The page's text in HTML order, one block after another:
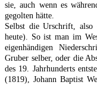
sie, auch wenn es
gegolten hätte.
Selbst die Urschrift,
heute). So ist man im
eigenhändigen
Gruber selber, oder die
des 19. Jahrhunderts
(1819), Johann Baptist